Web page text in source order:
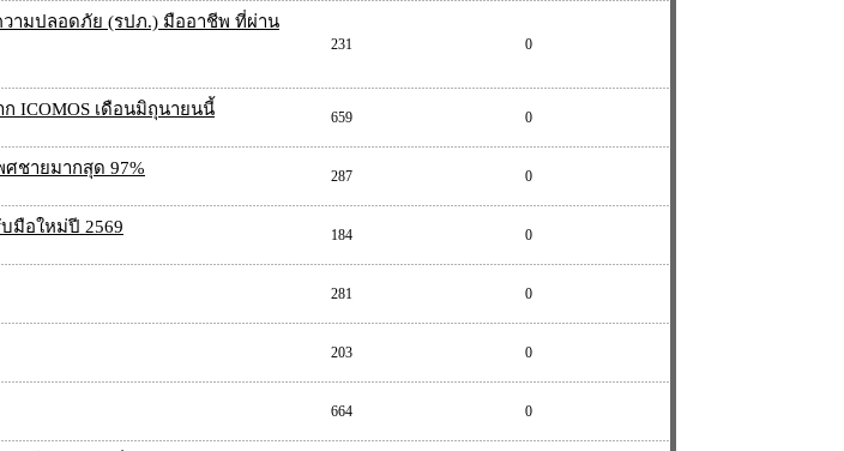
ามปลอดภัย (รปภ.) มืออาชีพ ที่ผ่าน
231 0
ก ICOMOS เดือนมิถุนายนนี้ 659 0
ศชายมากสุด 97% 287 0
มือใหม่ปี 2569 184 0
281 0
203 0
664 0